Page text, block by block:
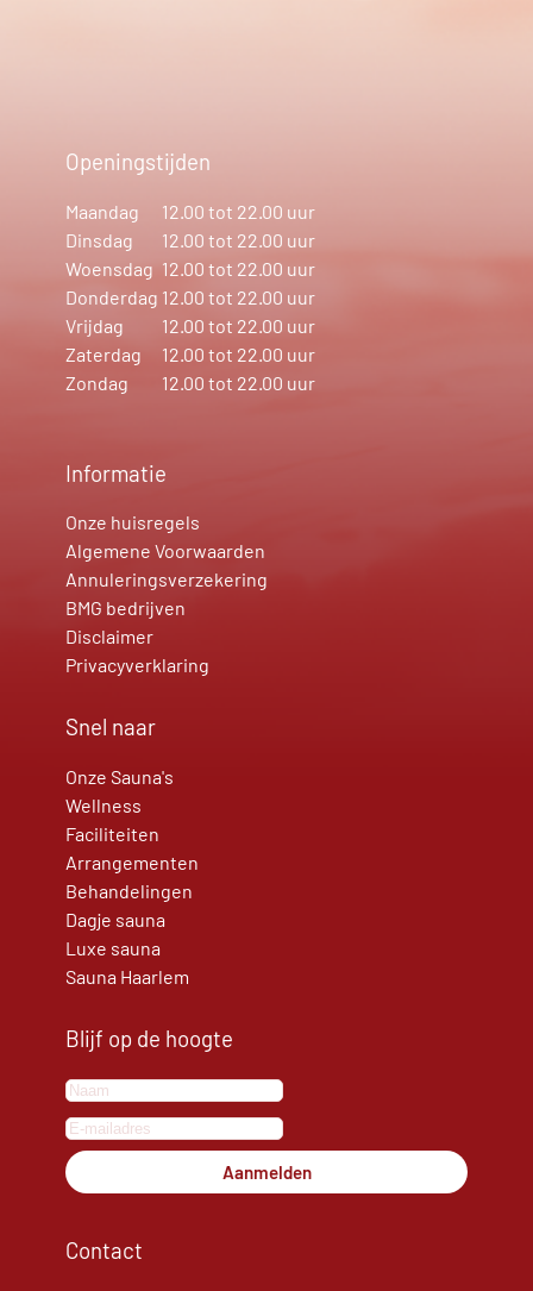
Openingstijden
Maandag
12.00 tot 22.00 uur
Dinsdag
12.00 tot 22.00 uur
Woensdag 12.00 tot 22.00 uur
Donderdag 12.00 tot 22.00 uur
Vrijdag
12.00 tot 22.00 uur
Zaterdag
12.00 tot 22.00 uur
Zondag
12.00 tot 22.00 uur
Informatie
Onze huisregels
Algemene Voorwaarden
Annuleringsverzekering
BMG bedrijven
Disclaimer
Privacyverklaring
Snel naar
Onze Sauna's
Wellness
Faciliteiten
Arrangementen
Behandelingen
Dagje sauna
Luxe sauna
Sauna Haarlem
Blijf op de hoogte
Aanmelden
Contact